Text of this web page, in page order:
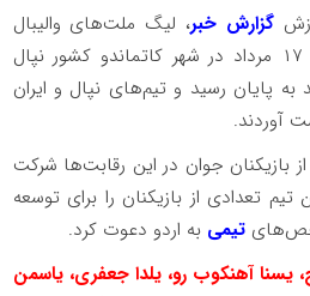
گزارش خبر، لیگ ملت‌های والیبال
زنان آسیای مرکزی از ۱۱ تا ۱۷ مرداد در شهر کاتماندو کشور نپال
پایان رسید و تیم‌های نپال و ایران
آوردند.
از بازیکنان جوان در این رقابت‌ها شرکت
تعدادی از بازیکنان را برای توسعه
تیمی به اردو دعوت کرد.
یسنا آهنکوب رو، یلدا جعفری، یاسمن